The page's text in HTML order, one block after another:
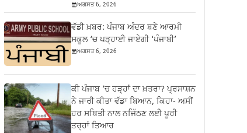
ਅਗਸਤ 6, 2026
ਵੱਡੀ ਖ਼ਬਰ: ਪੰਜਾਬ ਅੰਦਰ ਬਣੇ ਆਰਮੀ
ਸਕੂਲ ‘ਚ ਪੜ੍ਹਾਈ ਜਾਏਗੀ ‘ਪੰਜਾਬੀ’
ਅਗਸਤ 6, 2026
ਕੀ ਪੰਜਾਬ ‘ਚ ਹੜ੍ਹਾਂ ਦਾ ਖ਼ਤਰਾ? ਪ੍ਰਸਾਸ਼ਨ
ਨੇ ਜਾਰੀ ਕੀਤਾ ਵੱਡਾ ਬਿਆਨ, ਕਿਹਾ- ਅਸੀਂ
ਹਰ ਸਥਿਤੀ ਨਾਲ ਨਜਿੱਠਣ ਲਈ ਪੂਰੀ
ਤਰ੍ਹਾਂ ਤਿਆਰ